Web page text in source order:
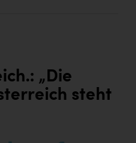
„Die
steht